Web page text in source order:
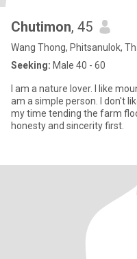
Chutimon, 45
Wang Thong, Phitsanulok,
Seeking: Male 40 - 60
I am a nature lover. I like
am a simple person. I don't
my time tending the farm
honesty and sincerity first.